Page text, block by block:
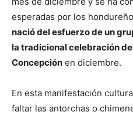
esperadas por los
nació del esfuerzo de un
la tradicional celebración
Concepción en diciembre.
En esta manifestación
faltar las antorchas o